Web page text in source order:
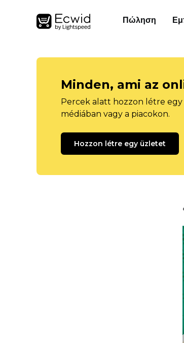
Πώληση
Minden, ami az
Percek alatt hozzon létre egy
médiában vagy a piacokon.
Hozzon létre egy üzletet